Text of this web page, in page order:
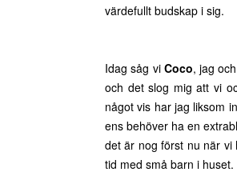
värdefullt budskap i sig.
Idag såg vi Coco, jag
och det slog mig att vi
något vis har jag liksom
ens behöver ha en
det är nog först nu när vi
tid med små barn i